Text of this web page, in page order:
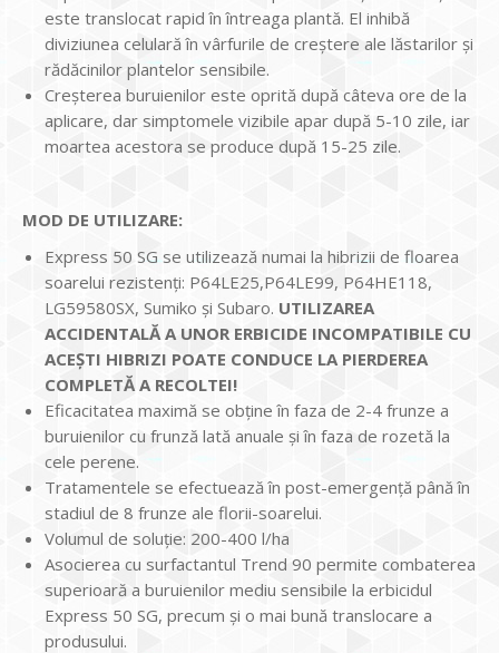
este translocat rapid în întreaga plantă. El inhibă
diviziunea celulară în vârfurile de creştere ale lăstarilor şi
rădăcinilor plantelor sensibile.
Creşterea buruienilor este oprită după câteva ore de la
aplicare, dar simptomele vizibile apar după 5-10 zile, iar
moartea acestora se produce după 15-25 zile.
MOD DE UTILIZARE:
Express 50 SG se utilizează numai la hibrizii de floarea
soarelui rezistenţi: P64LE25,P64LE99, P64HE118,
LG59580SX, Sumiko și Subaro. UTILIZAREA
ACCIDENTALĂ A UNOR ERBICIDE INCOMPATIBILE CU
ACEŞTI HIBRIZI POATE CONDUCE LA PIERDEREA
COMPLETĂ A RECOLTEI!
Eficacitatea maximă se obţine în faza de 2-4 frunze a
buruienilor cu frunză lată anuale şi în faza de rozetă la
cele perene.
Tratamentele se efectuează în post-emergenţă până în
stadiul de 8 frunze ale florii-soarelui.
Volumul de soluţie: 200-400 l/ha
Asocierea cu surfactantul Trend 90 permite combaterea
superioară a buruienilor mediu sensibile la erbicidul
Express 50 SG, precum şi o mai bună translocare a
produsului.